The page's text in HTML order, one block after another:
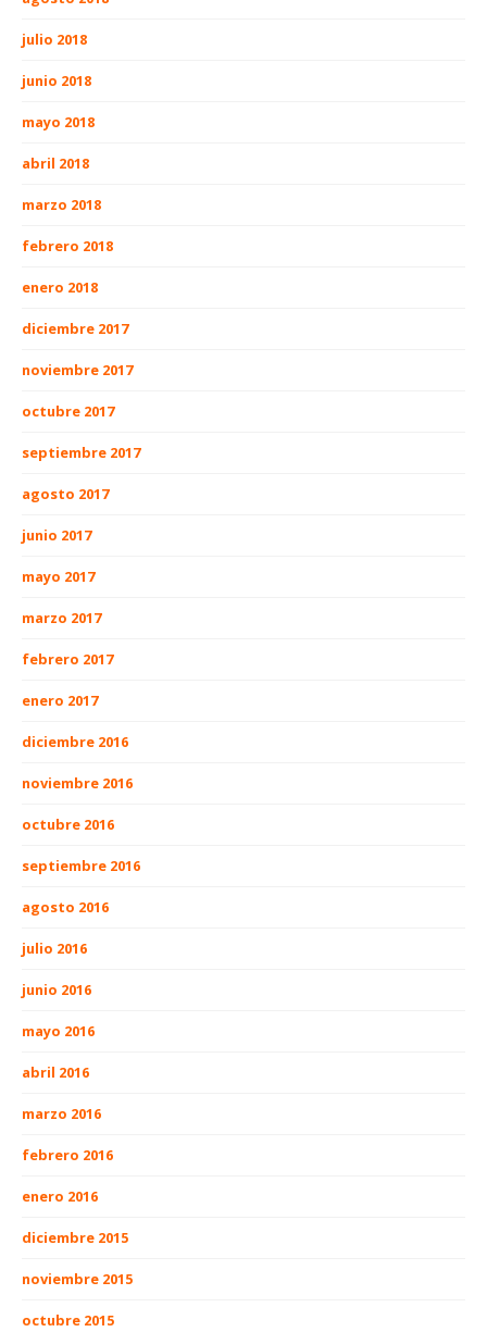
julio 2018
junio 2018
mayo 2018
abril 2018
marzo 2018
febrero 2018
enero 2018
diciembre 2017
noviembre 2017
octubre 2017
septiembre 2017
agosto 2017
junio 2017
mayo 2017
marzo 2017
febrero 2017
enero 2017
diciembre 2016
noviembre 2016
octubre 2016
septiembre 2016
agosto 2016
julio 2016
junio 2016
mayo 2016
abril 2016
marzo 2016
febrero 2016
enero 2016
diciembre 2015
noviembre 2015
octubre 2015